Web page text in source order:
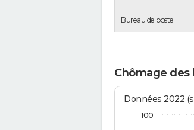
Bureau de poste
Chômage
Données 2022
100